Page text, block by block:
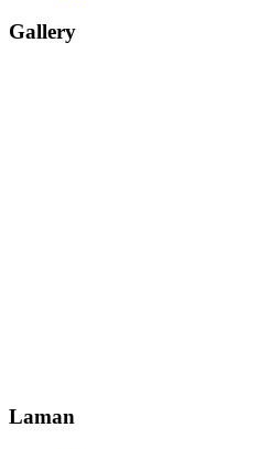
Gallery
Laman